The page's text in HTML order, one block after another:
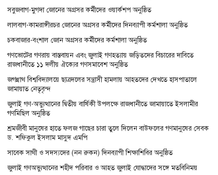
সবুজবাগ-মুগদা জোনের অগ্রসর কর্মীদের ওয়ার্কশপ অনুষ্ঠিত
লালবাগ-কামরাঙ্গীরচর জোনের অগ্রসর কর্মীদের দিনব্যাপী কর্মশালা অনুষ্ঠিত
চকবাজার-বংশাল জোন অগ্রসর কর্মীদের কর্মশালা অনুষ্ঠিত
গণভোটের গণরায় বাস্তবায়ন এবং জুলাই গণহত্যায় জড়িতদের বিচারের দাবিতে
রাজধানীতে ১১ দলীয় ঐক্যের গণসমাবেশ অনুষ্ঠিত
জগন্নাথ বিশ্ববিদ্যালয়ে ছাত্রদলের সন্ত্রাসী হামলায় আহতদের দেখতে হাসপাতালে
জামায়াত নেতৃবৃন্দ
জুলাই গণ-অভ্যুত্থানের দ্বিতীয় বার্ষিকী উপলক্ষে রাজধানীতে জামায়াতে ইসলামীর
গণমিছিল অনুষ্ঠিত
শ্রমজীবী মানুষের হাতে ফলজ গাছের চারা তুলে দিলেন বাউফলের গণমানুষের সেবক
ড. শফিকুল ইসলাম মাসুদ এমপি
সাবেক সাথী ও সদস্যদের (নন রুকন) দিনব্যাপী শিক্ষাশিবির অনুষ্ঠিত
জুলাই গণঅভ্যুত্থানের শহীদ পরিবার ও আহত জুলাই যোদ্ধাদের সঙ্গে মতবিনিময়